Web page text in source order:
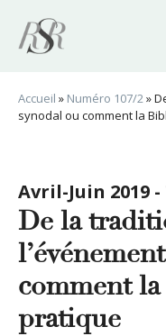
contenu
Accueil » Numéro 107/2»
synodal ou comment la
Avril-Juin 2019 -
De la
comment
pratique